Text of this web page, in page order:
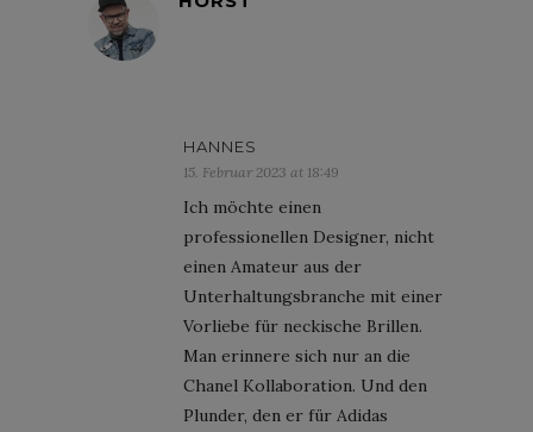
HANNES
15. Februar 2023 at 18:49
Ich möchte einen
professionellen Designer, nicht
einen Amateur aus der
Unterhaltungsbranche mit einer
Vorliebe für neckische Brillen.
Man erinnere sich nur an die
Chanel Kollaboration. Und den
Plunder, den er für Adidas